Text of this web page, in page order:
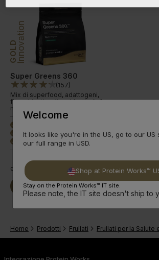
GOLDInnovation
Super Greens 360
(157)
Mix di superfood, adattogeni,
fitonutrienti, antiossidanti, vit. &
minerali.
done
done Formula nutriente
done 4 gusti classici
da 18,99€
Compra Ora Leggi qui
Home Prodotti Frullati Frullati per la Salute
Welcome
It looks like you're in the US, go to our US
our full range in USD.
Shop at Protein Works™
Stay on the Protein Works™ IT site.
Please note, the IT site doesn't ship to